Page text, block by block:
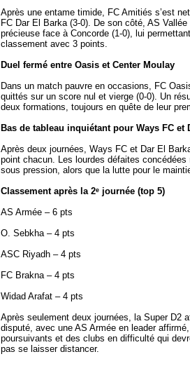
Après une entame timide, FC Amitiés s’est
FC Dar El Barka (3-0). De son côté, AS
précieuse face à Concorde (1-0), lui
classement avec 3 points.
Duel fermé entre Oasis et Center Moulay
Dans un match pauvre en occasions, FC
quittés sur un score nul et vierge (0-0). Un
deux formations, toujours en quête de leur
Bas de tableau inquiétant pour Ways FC et
Après deux journées, Ways FC et Dar El
point chacun. Les lourdes défaites
sous pression, alors que la lutte pour le
Classement après la 2ᵉ journée (top 5)
AS Armée – 6 pts
O. Sebkha – 4 pts
ASC Riyadh – 4 pts
FC Brakna – 4 pts
Widad Arafat – 4 pts
Après seulement deux journées, la Super D2
disputé, avec une AS Armée en leader
poursuivants et des clubs en difficulté qui
pas se laisser distancer.